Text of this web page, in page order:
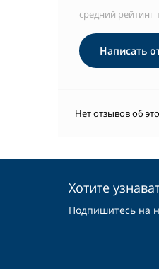
средний рейтинг
Написать
Нет отзывов об
Хотите
Подпишитесь на